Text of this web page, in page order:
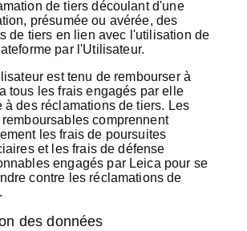
de tiers découlant d'une
présumée ou avérée, des
de tiers en lien avec l'utilisation de
par l'Utilisateur.
est tenu de rembourser à
tous les frais engagés par elle
à des réclamations de tiers. Les
comprennent
les frais de poursuites
et les frais de défense
engagés par Leica pour se
contre les réclamations de
des données